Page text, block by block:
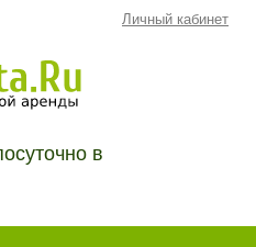
Личный кабинет
в